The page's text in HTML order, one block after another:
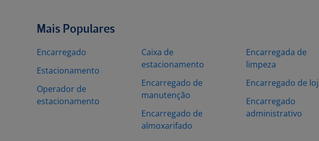
Mais Populares
Encarregado
Estacionamento
Operador de
estacionamento
Caixa de
estacionamento
Encarregado de
manutenção
Encarregado de
almoxarifado
Encarregada de
limpeza
Encarregado de
Encarregado
administrativo